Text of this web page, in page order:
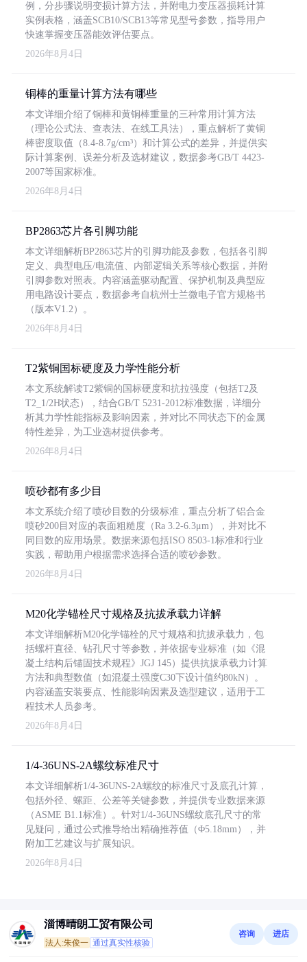
例，分步骤说明变损计算方法，并附电力变压器损耗计算
实例表格，涵盖SCB10/SCB13等常见型号参数，指导用户
快速掌握变压器能效评估要点。
2026年8月4日
铜棒的重量计算方法有哪些
本文详细介绍了铜棒和黄铜棒重量的三种常用计算方法
（理论公式法、查表法、在线工具法），重点解析了黄铜
棒密度取值（8.4-8.7g/cm³）和计算公式的差异，并提供实
际计算案例、误差分析及选材建议，数据参考GB/T 4423-
2007等国家标准。
2026年8月4日
BP2863芯片各引脚功能
本文详细解析BP2863芯片的引脚功能及参数，包括各引脚
定义、典型电压/电流值、内部逻辑关系等核心数据，并附
引脚参数对照表。内容涵盖驱动配置、保护机制及典型应
用电路设计要点，数据参考自杭州士兰微电子官方规格书
（版本V1.2）。
2026年8月4日
T2紫铜国标硬度及力学性能分析
本文系统解读T2紫铜的国标硬度和抗拉强度（包括T2及
T2_1/2H状态），结合GB/T 5231-2012标准数据，详细分
析其力学性能指标及影响因素，并对比不同状态下的金属
特性差异，为工业选材提供参考。
2026年8月4日
喷砂都有多少目
本文系统介绍了喷砂目数的分级标准，重点分析了铝合金
喷砂200目对应的表面粗糙度（Ra 3.2-6.3μm），并对比不
同目数的应用场景。数据来源包括ISO 8503-1标准和行业
实践，帮助用户根据需求选择合适的喷砂参数。
2026年8月4日
M20化学锚栓尺寸规格及抗拔承载力详解
本文详细解析M20化学锚栓的尺寸规格和抗拔承载力，包
括螺杆直径、钻孔尺寸等参数，并依据专业标准（如《混
凝土结构后锚固技术规程》JGJ 145）提供抗拔承载力计算
方法和典型数值（如混凝土强度C30下设计值约80kN）。
内容涵盖安装要点、性能影响因素及选型建议，适用于工
程技术人员参考。
2026年8月4日
1/4-36UNS-2A螺纹标准尺寸
本文详细解析1/4-36UNS-2A螺纹的标准尺寸及底孔计算，
包括外径、螺距、公差等关键参数，并提供专业数据来源
（ASME B1.1标准）。针对1/4-36UNS螺纹底孔尺寸的常
见疑问，通过公式推导给出精确推荐值（Φ5.18mm），并
附加工艺建议与扩展知识。
2026年8月4日
淄博晴朗工贸有限公司
法人:朱俊一 通过真实性核验
咨询 进店